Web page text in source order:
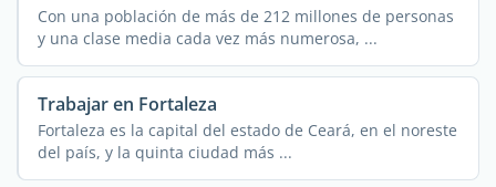
Con una población de más de 212 millones de personas
y una clase media cada vez más numerosa, ...
Trabajar en Fortaleza
Fortaleza es la capital del estado de Ceará, en el noreste
del país, y la quinta ciudad más ...